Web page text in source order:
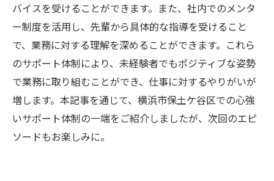
バイスを受けることができます。また、社内でのメンタ
ー制度を活用し、先輩から具体的な指導を受けること
で、業務に対する理解を深めることができます。これら
のサポート体制により、未経験者でもポジティブな姿勢
で業務に取り組むことができ、仕事に対するやりがいが
増します。本記事を通じて、横浜市保土ケ谷区での心強
いサポート体制の一端をご紹介しましたが、次回のエピ
ソードもお楽しみに。